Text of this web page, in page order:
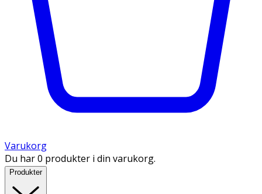
Varukorg
Du har 0 produkter i din varukorg.
Produkter